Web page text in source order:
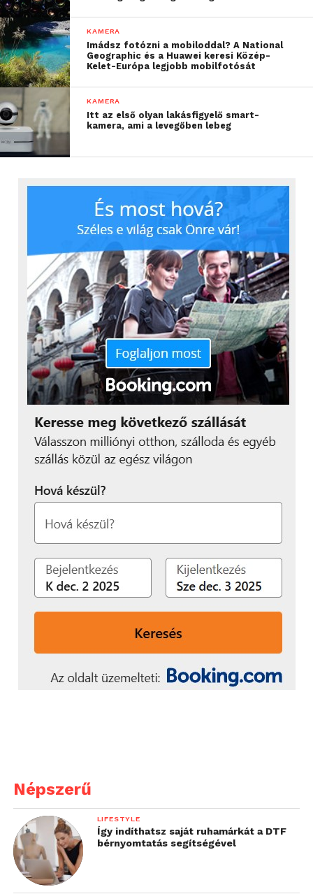
Az SJCAM sportkamerák bruttó 26.900 Ft-os
fogyasztói ártól érhetők el hivatalosan
Magyarországon, 2015 júniusától.
KAMERA
Imádsz fotózni a mobiloddal? A National
Geographic és a Huawei keresi Közép-
Kelet-Európa legjobb mobilfotósát
KAMERA
Itt az első olyan lakásfigyelő smart-
kamera, ami a levegőben lebeg
Népszerű
LIFESTYLE
Így indíthatsz saját ruhamárkát a DTF
bérnyomtatás segítségével